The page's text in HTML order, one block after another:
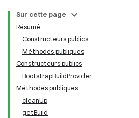
Sur cette page
Résumé
Constructeurs publics
Méthodes publiques
Constructeurs publics
BootstrapBuildProvider
Méthodes publiques
cleanUp
getBuild